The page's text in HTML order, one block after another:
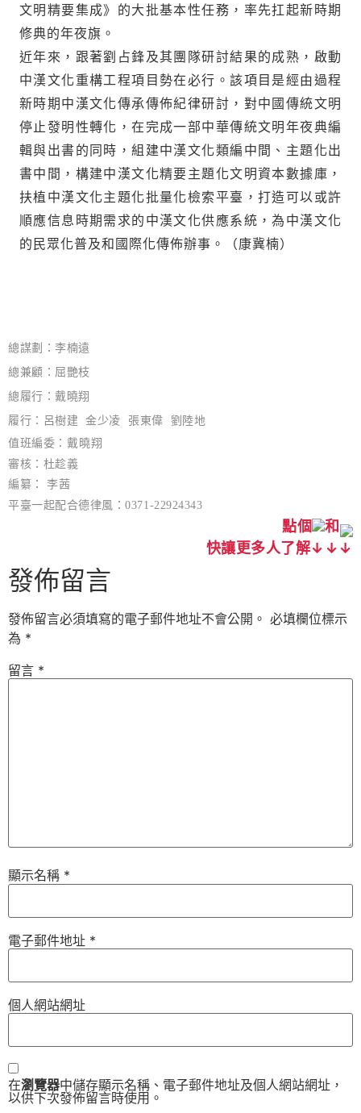
文明精要集成》的大批基本性任務，率先扛起新時期
修典的年夜旗。
近年來，跟著劉占鋒及其團隊研討結果的成熟，啟動
中漢文化重構工程項目勢在必行。該項目是經由過程
新時期中漢文化傳承傳佈紀律研討，對中國傳統文明
停止發明性轉化，在完成一部中華傳統文明年夜典編
輯與出書的同時，組建中漢文化類編中間、主題化出
書中間，構建中漢文化精要主題化文明資本數據庫，
扶植中漢文化主題化批量化檢索平臺，打造可以或許
順應信息時期需求的中漢文化供應系統，為中漢文化
的民眾化普及和國際化傳佈辦事。（康冀楠）
總謀劃：李楠遠
總兼顧：屈艷枝
總履行：戴曉翔
履行：呂樹建 金少凌 張東偉 劉陸地
值班編委： 戴曉翔
審核： 杜趁義
編纂： 李茜
平臺一起配合德律風：0371-22924343
點個
和
快讓更多人了解↓↓↓
發佈留言
發佈留言必須填寫的電子郵件地址不會公開。 必填欄位標示
為 *
留言 *
顯示名稱 *
電子郵件地址 *
個人網站網址
在瀏覽器中儲存顯示名稱、電子郵件地址及個人網站網址，
以供下次發佈留言時使用。